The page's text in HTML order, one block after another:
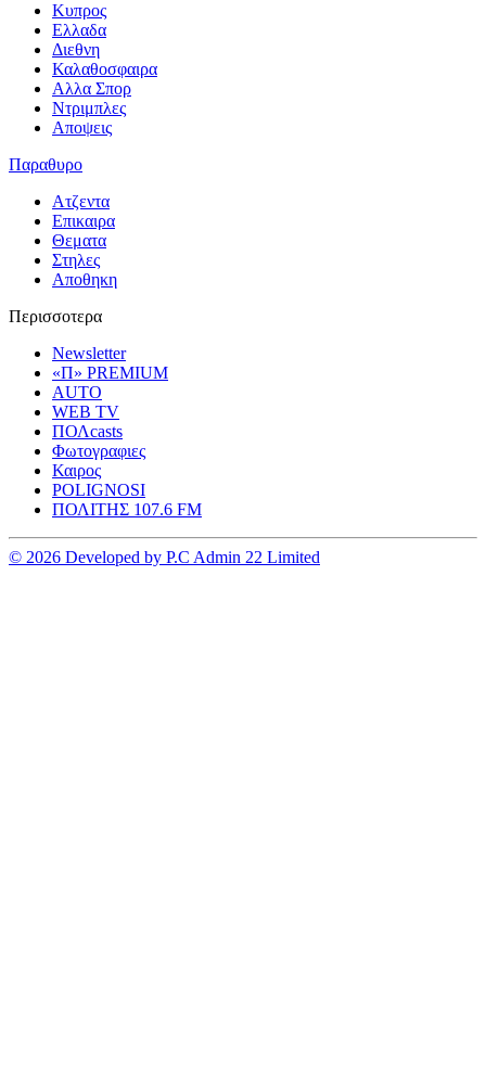
Κυπρος
Ελλαδα
Διεθνη
Καλαθοσφαιρα
Αλλα Σπορ
Ντριμπλες
Αποψεις
Παραθυρο
Ατζεντα
Επικαιρα
Θεματα
Στηλες
Αποθηκη
Περισσοτερα
Newsletter
«Π» PREMIUM
AUTO
WEB TV
ΠΟΛcasts
Φωτογραφιες
Καιρος
POLIGNOSI
ΠΟΛΙΤΗΣ 107.6 FM
© 2026 Developed by P.C Admin 22 Limited